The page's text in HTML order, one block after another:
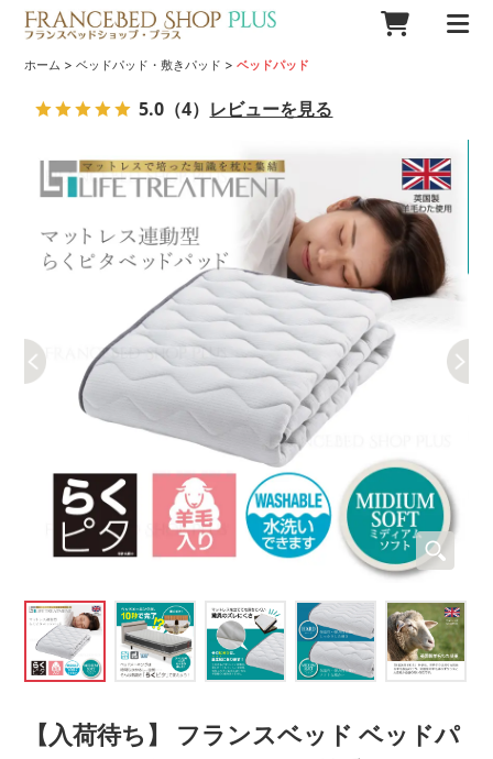
ホーム >ベッドパッド・敷きパッド >ベッドパッド
【入荷待ち】 フランスベッド ベッドパ
5.0 （4） レビューを見る